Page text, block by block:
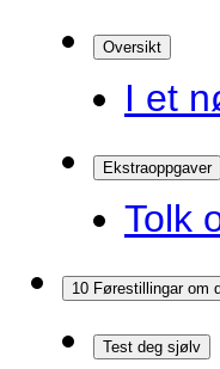
Oversikt
I et
Ekstraoppgaver
Tolk
10 Førestillingar om
Test deg sjølv